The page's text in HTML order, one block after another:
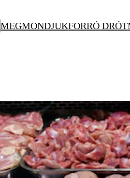
MEGMONDJUKFORRÓ DRÓT